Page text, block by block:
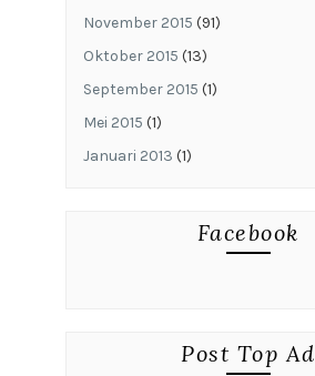
November 2015 (91)
Oktober 2015 (13)
September 2015 (1)
Mei 2015 (1)
Januari 2013 (1)
Facebook
Post Top Ad